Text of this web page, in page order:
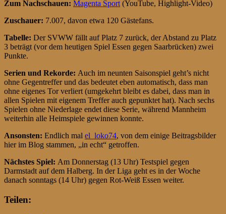
Zum Nachschauen: Magenta Sport (YouTube, Highlight-Video)
Zuschauer: 7.007, davon etwa 120 Gästefans.
Tabelle: Der SVWW fällt auf Platz 7 zurück, der Abstand zu Platz
3 beträgt (vor dem heutigen Spiel Essen gegen Saarbrücken) zwei
Punkte.
Serien und Rekorde: Auch im neunten Saisonspiel geht’s nicht
ohne Gegentreffer und das bedeutet eben automatisch, dass man
ohne eigenes Tor verliert (umgekehrt bleibt es dabei, dass man in
allen Spielen mit eigenem Treffer auch gepunktet hat). Nach sechs
Spielen ohne Niederlage endet diese Serie, während Mannheim
weiterhin alle Heimspiele gewinnen konnte.
Ansonsten: Endlich mal el_loko74, von dem einige Beitragsbilder
hier im Blog stammen, „in echt“ getroffen.
Nächstes Spiel: Am Donnerstag (13 Uhr) Testspiel gegen
Darmstadt auf dem Halberg. In der Liga geht es in der Woche
danach sonntags (14 Uhr) gegen Rot-Weiß Essen weiter.
Teilen: